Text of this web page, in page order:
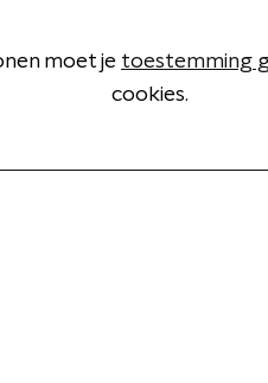
moet je toestemming
cookies.